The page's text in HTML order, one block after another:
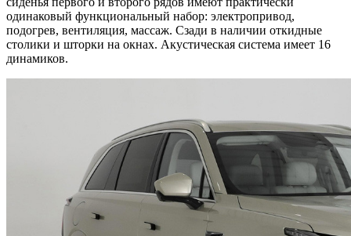
одинаковый функциональный набор: электропривод,
подогрев, вентиляция, массаж. Сзади в наличии откидные
столики и шторки на окнах. Акустическая система имеет 16
динамиков.